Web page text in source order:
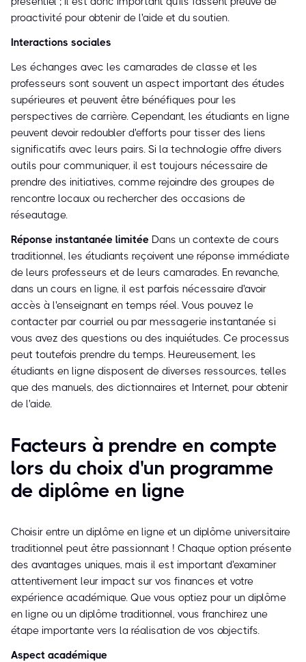
proactivité pour obtenir de l'aide et du soutien.
Interactions sociales
Les échanges avec les camarades de classe et les
professeurs sont souvent un aspect important des études
supérieures et peuvent être bénéfiques pour les
perspectives de carrière. Cependant, les étudiants en ligne
peuvent devoir redoubler d'efforts pour tisser des liens
significatifs avec leurs pairs. Si la technologie offre divers
outils pour communiquer, il est toujours nécessaire de
prendre des initiatives, comme rejoindre des groupes de
rencontre locaux ou rechercher des occasions de
réseautage.
Réponse instantanée limitée Dans un contexte de cours
traditionnel, les étudiants reçoivent une réponse immédiate
de leurs professeurs et de leurs camarades. En revanche,
dans un cours en ligne, il est parfois nécessaire d'avoir
accès à l'enseignant en temps réel. Vous pouvez le
contacter par courriel ou par messagerie instantanée si
vous avez des questions ou des inquiétudes. Ce processus
peut toutefois prendre du temps. Heureusement, les
étudiants en ligne disposent de diverses ressources, telles
que des manuels, des dictionnaires et Internet, pour obtenir
de l'aide.
Facteurs à prendre en compte
lors du choix d'un programme
de diplôme en ligne
Choisir entre un diplôme en ligne et un diplôme universitaire
traditionnel peut être passionnant ! Chaque option présente
des avantages uniques, mais il est important d'examiner
attentivement leur impact sur vos finances et votre
expérience académique. Que vous optiez pour un diplôme
en ligne ou un diplôme traditionnel, vous franchirez une
étape importante vers la réalisation de vos objectifs.
Aspect académique